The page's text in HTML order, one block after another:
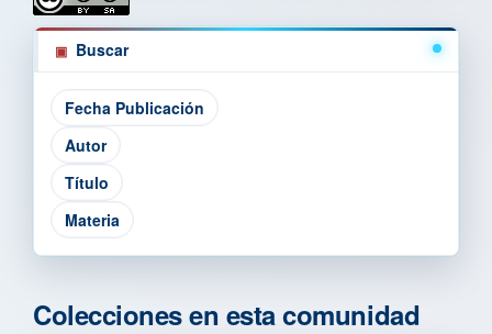
Buscar
Colecciones en esta comunidad